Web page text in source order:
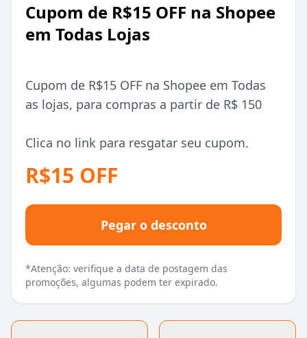
Cupom de R$15 OFF na Shopee
em Todas Lojas
Cupom de R$15 OFF na Shopee em Todas
as lojas, para compras a partir de R$ 150
Clica no link para resgatar seu cupom.
R$15 OFF
Pegar o desconto
*Atenção: verifique a data de postagem das
promoções, algumas podem ter expirado.